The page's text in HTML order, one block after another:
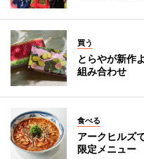
買う
とらやが新作
組み合わせ
食べる
アークヒルズ
限定メニュー